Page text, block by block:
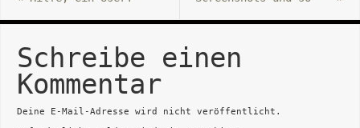
Schreibe einen
Kommentar
Deine E-Mail-Adresse wird nicht veröffentlicht.